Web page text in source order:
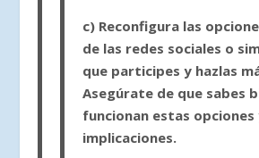
c) Reconfigura las
de las redes sociales o
que participes y hazlas
Asegúrate de que sabes
funcionan estas opciones
implicaciones.